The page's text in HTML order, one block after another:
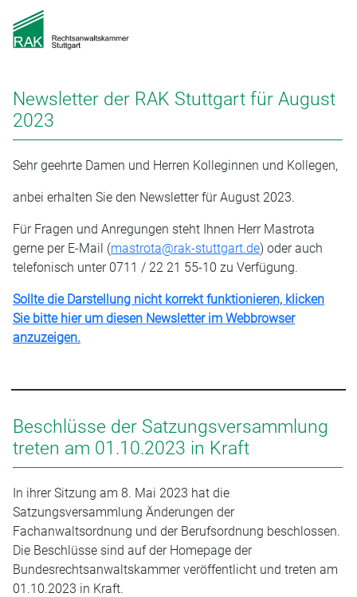
Newsletter der RAK Stuttgart für August
2023
Sehr geehrte Damen und Herren Kolleginnen und Kollegen,
anbei erhalten Sie den Newsletter für August 2023.
Für Fragen und Anregungen steht Ihnen Herr Mastrota
gerne per E-Mail (mastrota@rak-stuttgart.de) oder auch
telefonisch unter 0711 / 22 21 55-10 zu Verfügung.
Sollte die Darstellung nicht korrekt funktionieren, klicken
Sie bitte hier um diesen Newsletter im Webbrowser
anzuzeigen.
Beschlüsse der Satzungsversammlung
treten am 01.10.2023 in Kraft
In ihrer Sitzung am 8. Mai 2023 hat die
Satzungsversammlung Änderungen der
Fachanwaltsordnung und der Berufsordnung beschlossen.
Die Beschlüsse sind auf der Homepage der
Bundesrechtsanwaltskammer veröffentlicht und treten am
01.10.2023 in Kraft.